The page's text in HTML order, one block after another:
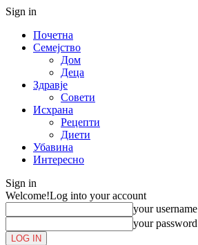
Sign in
Почетна
Семејство
Дом
Деца
Здравје
Совети
Исхрана
Рецепти
Диети
Убавина
Интересно
Sign in
Welcome!Log into your account
your username
your password